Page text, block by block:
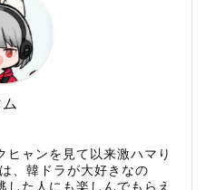
ヒャンを見て以来激ハマり
、韓ドラが大好きなの
した人にも楽しんでもらえ